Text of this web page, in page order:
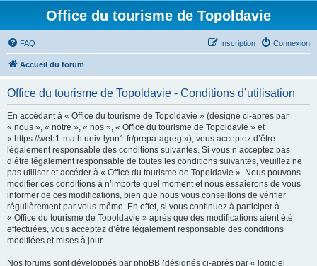
Office du tourisme de Topoldavie
FAQ Connexion
Inscription
Accueil du forum
Office du tourisme de Topoldavie - Conditions d’utilisation
En accédant à « Office du tourisme de Topoldavie » (désigné ci-après par
« nous », « notre », « nos », « Office du tourisme de Topoldavie » et
« https://web1-math.univ-lyon1.fr/prepa-agreg »), vous acceptez d’être
légalement responsable des conditions suivantes. Si vous n’acceptez pas
d’être légalement responsable de toutes les conditions suivantes, veuillez ne
pas utiliser et accéder à « Office du tourisme de Topoldavie ». Nous pouvons
modifier ces conditions à n’importe quel moment et nous essaierons de vous
informer de ces modifications, bien que nous vous conseillons de vérifier
régulièrement par vous-même. En effet, si vous continuez à participer à
« Office du tourisme de Topoldavie » après que des modifications aient été
effectuées, vous acceptez d’être légalement responsable des conditions
modifiées et mises à jour.
Nos forums sont développés par phpBB (désignés ci-après par « logiciel